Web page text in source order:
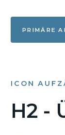
PRIMÄRE
ICON
H2 -